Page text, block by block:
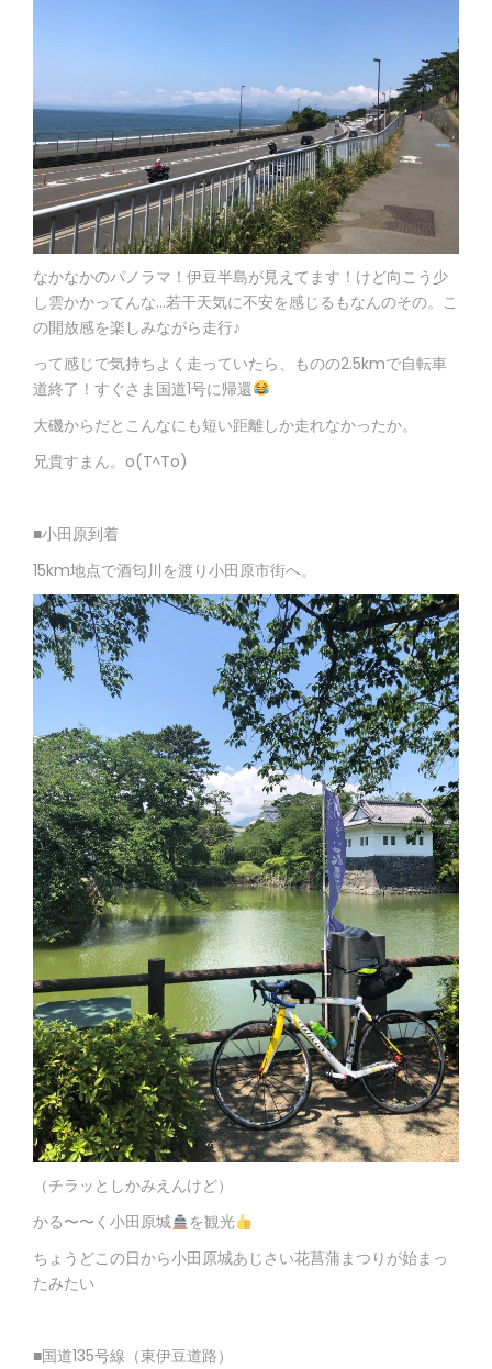
なかなかのパノラマ！伊豆半島が見えてます！けど向こう少
し雲かかってんな…若干天気に不安を感じるもなんのその。こ
の開放感を楽しみながら走行♪
って感じで気持ちよく走っていたら、ものの2.5kmで自転車
道終了！すぐさま国道1号に帰還
大磯からだとこんなにも短い距離しか走れなかったか。
兄貴すまん。o(TﾍTo)
■小田原到着
15km地点で酒匂川を渡り小田原市街へ。
（チラッとしかみえんけど）
かる〜〜く小田原城
を観光
ちょうどこの日から小田原城あじさい花菖蒲まつりが始まっ
たみたい
■国道135号線（東伊豆道路）